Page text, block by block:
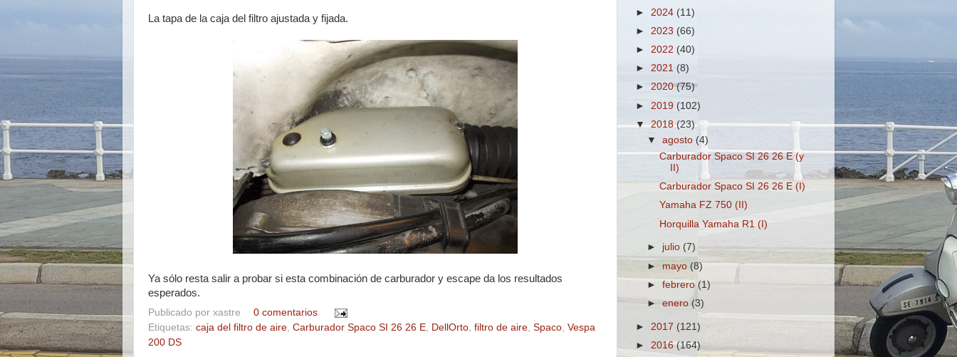
La tapa de la caja del filtro ajustada y fijada.
Ya sólo resta salir a probar si esta combinación de carburador y escape da los resultados
esperados.
Publicado por xastre
0 comentarios
Etiquetas: caja del filtro de aire Carburador Spaco SI 26 26 E DellOrto filtro de aire Spaco Vespa
200 DS
► 2024 (11)
► 2023 (66)
► 2022 (40)
► 2021 (8)
► 2020(75)
► 2019 (102)
▼2018(23)
▼agosto (4)
Carburador Spaco SI 26 26 E (y
II)
Carburador Spaco SI 26 26 E (I)
Yamaha FZ 750 (II)
Horquilla Yamaha R1 (I)
► julio (7)
► mayo (8)
►febrero(1)
►enero(3)
► 2017 (121)
► 2016(164)